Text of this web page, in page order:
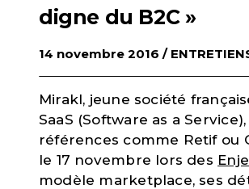
digne du B2C »
14 novembre 2016 /
Mirakl, jeune société
SaaS (Software as a
références comme Retif ou
le 17 novembre lors des
modèle marketplace, ses